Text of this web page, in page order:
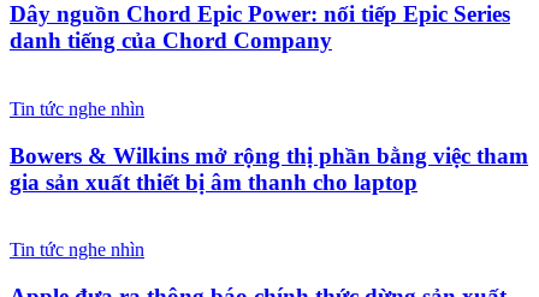
Dây nguồn Chord Epic Power: nối tiếp Epic Series
danh tiếng của Chord Company
Tin tức nghe nhìn
Bowers & Wilkins mở rộng thị phần bằng việc tham
gia sản xuất thiết bị âm thanh cho laptop
Tin tức nghe nhìn